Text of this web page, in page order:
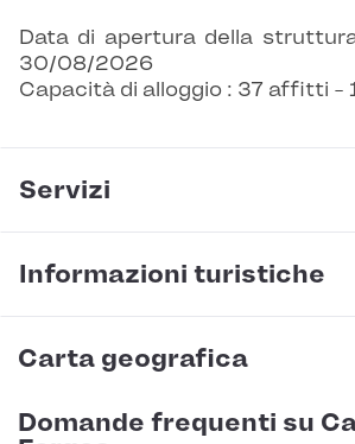
Data di apertura della
30/08/2026
Capacità di alloggio : 37 affitti -
Servizi
Informazioni turistiche
Carta geografica
Domande frequenti su